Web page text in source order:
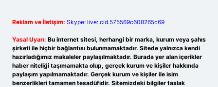
Reklam ve İletişim: Skype: live:.cid.575569c608265c69
Yasal Uyarı: Bu internet sitesi, herhangi bir marka, kurum veya şahıs
şirketi ile hiçbir bağlantısı bulunmamaktadır. Sitede yalnızca kendi
hazırladığımız makaleler paylaşılmaktadır. Burada yer alan içerikler
haber niteliği taşımamakta olup, gerçek kurum ve kişiler hakkında
paylaşım yapılmamaktadır. Gerçek kurum ve kişiler ile isim
benzerlikleri tamamen tesadüfidir. Sitemizdeki bilgiler taslak